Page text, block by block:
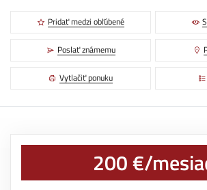
Pridať medzi obľúbené
Poslať známemu
Vytlačiť ponuku
200 €/